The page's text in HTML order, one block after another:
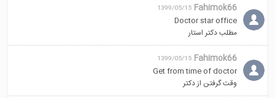
Fahimok66
1399/05/15
Doctor star office
مطلب دکتر استار
Fahimok66
1399/05/15
Get from time of doctor
وقت گرفتن از دکتر